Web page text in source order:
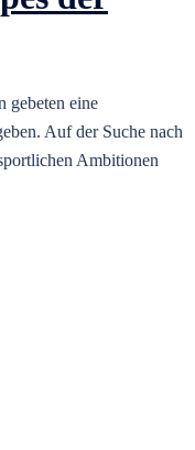
gebeten eine
Auf der Suche nach
Ambitionen